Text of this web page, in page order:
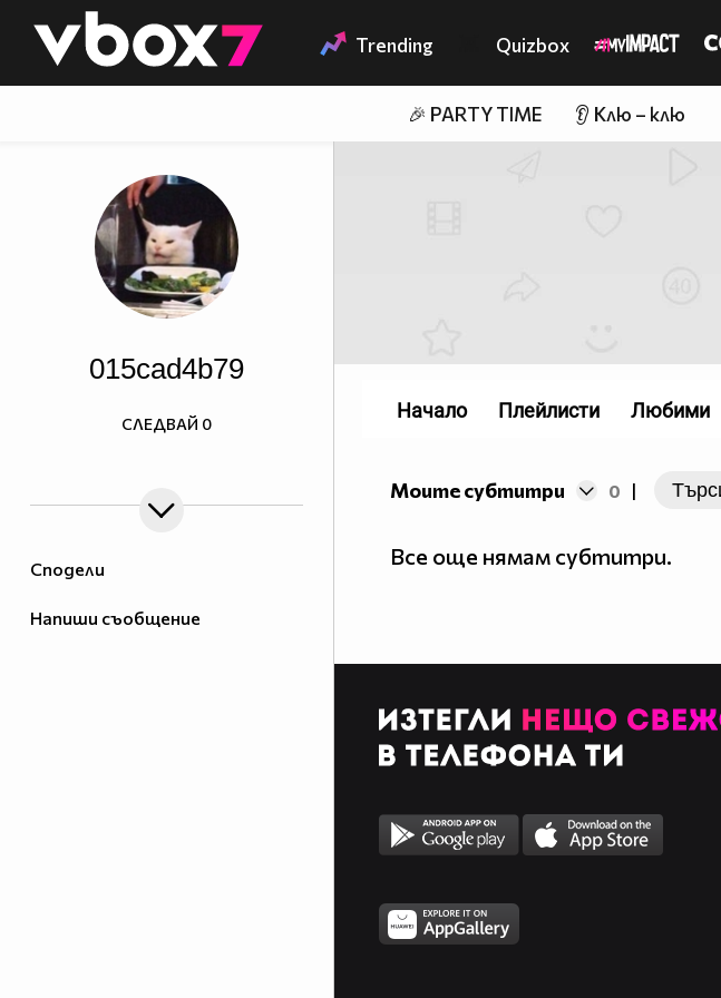
👾 Trending Quizbox
🎉 PARTY TIME 👂 Клю – клю
Сподели
Напиши съобщение
015cad4b79
СЛЕДВАЙ 0
Моите субтитри 0 |
Все още нямам субтитри.
Начало Плейлисти Любими